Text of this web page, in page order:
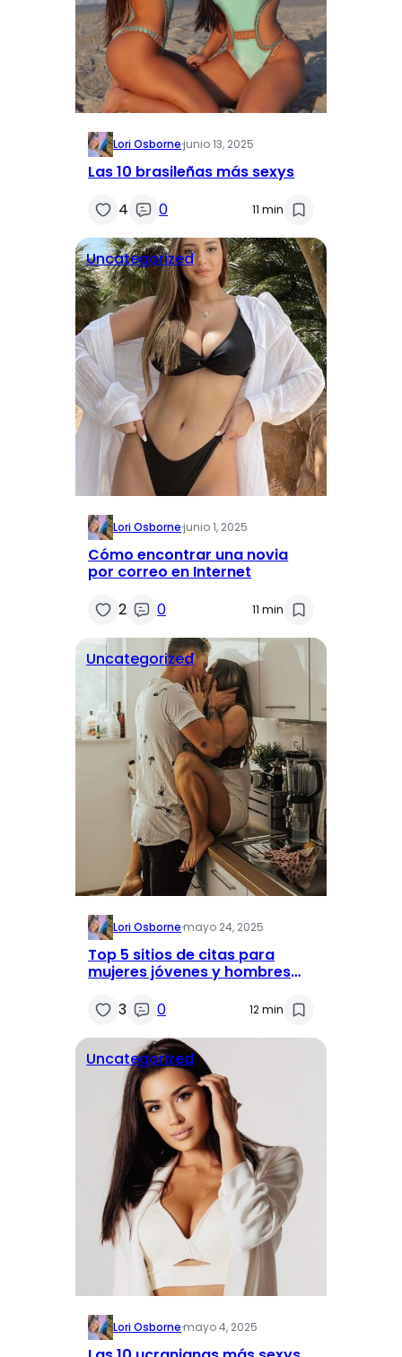
Lori Osborne·junio 13, 2025
Las 10 brasileñas más sexys
4
0 11 min
Uncategorized
Lori Osborne·junio 1, 2025
Cómo encontrar una novia
por correo en Internet
2
0 11 min
Uncategorized
Lori Osborne·mayo 24, 2025
Top 5 sitios de citas para
mujeres jóvenes y hombres
3
0 12 min
Uncategorized
Lori Osborne·mayo 4, 2025